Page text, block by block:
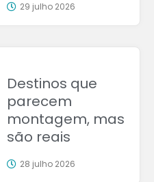
29 julho 2026
Destinos que
parecem
montagem, mas
são reais
28 julho 2026